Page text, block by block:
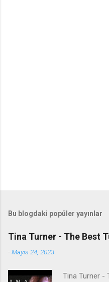
Bu blogdaki popüler yayınlar
Tina Turner - The Best
-Mayıs 24, 2023
Tina Turner -